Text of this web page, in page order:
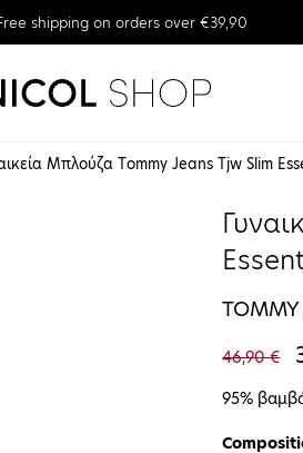
shipping on orders over €39,90
Μπλούζα Τommy Jeans Tjw Slim
GS7
TOMMY
46,90 €
95%